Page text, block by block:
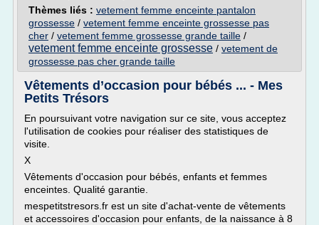
Thèmes liés : vetement femme enceinte pantalon
grossesse / vetement femme enceinte grossesse pas
cher / vetement femme grossesse grande taille /
vetement femme enceinte grossesse / vetement de
grossesse pas cher grande taille
Vêtements d’occasion pour bébés ... - Mes
Petits Trésors
En poursuivant votre navigation sur ce site, vous acceptez
l'utilisation de cookies pour réaliser des statistiques de
visite.
X
Vêtements d'occasion pour bébés, enfants et femmes
enceintes. Qualité garantie.
mespetitstresors.fr est un site d'achat-vente de vêtements
et accessoires d'occasion pour enfants, de la naissance à 8